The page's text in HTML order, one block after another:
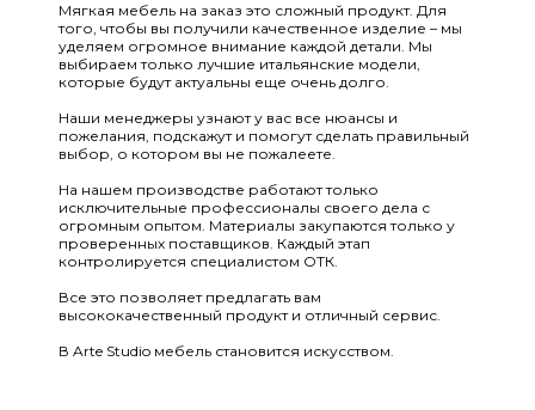
кровати например в Pinterest. Мы сможем
изготовить даже по фото!
Мягкая мебель на заказ это сложный продукт. Для
того, чтобы вы получили качественное изделие – мы
уделяем огромное внимание каждой детали. Мы
выбираем только лучшие итальянские модели,
которые будут актуальны еще очень долго.
Наши менеджеры узнают у вас все нюансы и
пожелания, подскажут и помогут сделать правильный
выбор, о котором вы не пожалеете.
На нашем производстве работают только
исключительные профессионалы своего дела с
огромным опытом. Материалы закупаются только у
проверенных поставщиков. Каждый этап
контролируется специалистом ОТК.
Все это позволяет предлагать вам
высококачественный продукт и отличный сервис.
В Arte Studio мебель становится искусством.